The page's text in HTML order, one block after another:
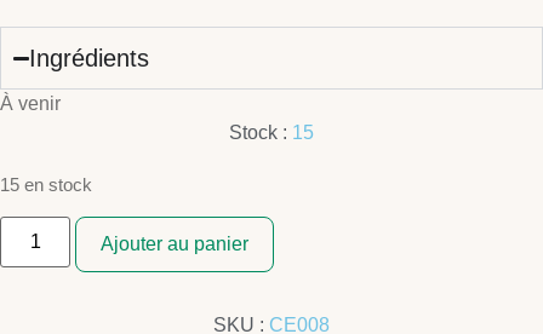
Ingrédients
À venir
Stock : 15
15 en stock
quantité
VALPOLICELLA
Ajouter au panier
SKU : CE008